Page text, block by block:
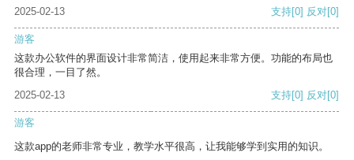
2025-02-13
支持[0] 反对[0]
游客
这款办公软件的界面设计非常简洁，使用起来非常方便。功能的布局也
很合理，一目了然。
2025-02-13
支持[0] 反对[0]
游客
这款app的老师非常专业，教学水平很高，让我能够学到实用的知识。